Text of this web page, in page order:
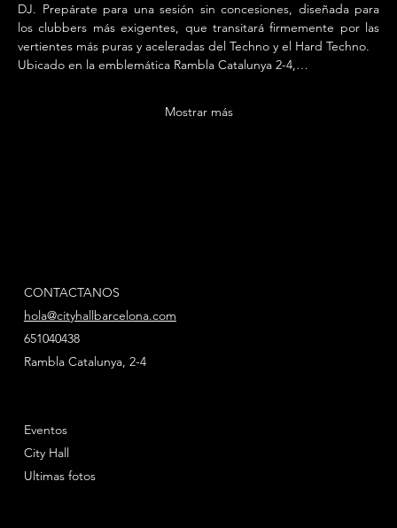
DJ. Prepárate para una sesión sin concesiones, diseñada para
los clubbers más exigentes, que transitará firmemente por las
vertientes más puras y aceleradas del Techno y el Hard Techno.
Ubicado en la emblemática Rambla Catalunya 2-4,…
Mostrar más
Eventos
City Hall
Ultimas fotos
CONTACTANOS
hola@cityhallbarcelona.com
651040438
Rambla Catalunya, 2-4